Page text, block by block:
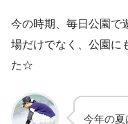
今の時期、毎日公園で
場だけでなく、公園に
た☆
今年の夏